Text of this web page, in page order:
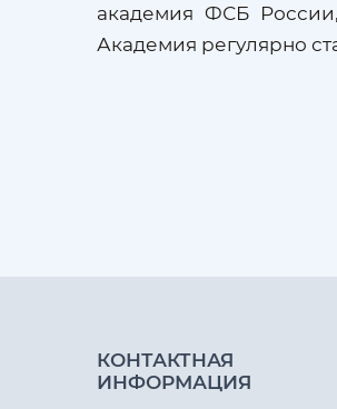
академия ФСБ
Академия регулярно
КОНТАКТНАЯ
ИНФОРМАЦИЯ